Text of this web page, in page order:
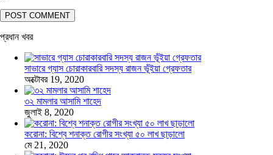
প্রধান খবর
সাভারে গ্যাস চোরাকারবারি সদস্য রাজন ভূঁইয়া গ্রেফতার
অক্টোবর 19, 2020
৩২ মামলার আসামি শাহেদ
জুলাই 8, 2020
করোনা: বিশ্বে শনাক্ত রোগীর সংখ্যা ৫০ লাখ ছাড়ালো
মে 21, 2020